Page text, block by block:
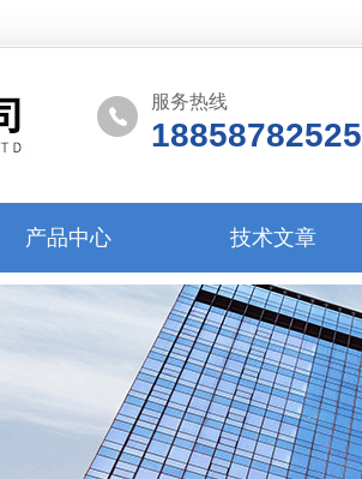
服务热线
18858782525
产品中心 技术文章